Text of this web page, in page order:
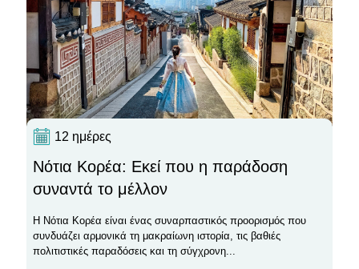
12 ημέρες
Νότια Κορέα: Εκεί που η παράδοση
συναντά το μέλλον
Η Νότια Κορέα είναι ένας συναρπαστικός προορισμός που
συνδυάζει αρμονικά τη μακραίωνη ιστορία, τις βαθιές
πολιτιστικές παραδόσεις και τη σύγχρονη...